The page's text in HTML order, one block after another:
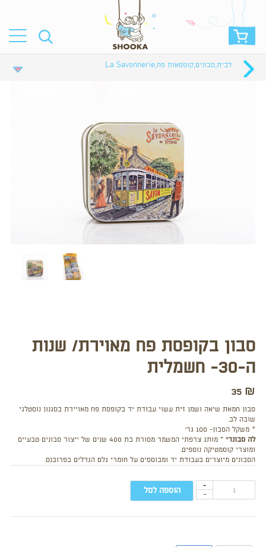
לבית,סבונים,קופסאות פח,
La Savonnerie
סבון בקופסת פח מאוירת/ שנות
ה-30- חשמלית
35 ₪
סבון חמאת שיאה ושמן זית עשוי עבודת יד בקופסת פח מאויירת בסגנון נוסטלגי
שובה לב.
* משקל הסבון- 100 גר’
לה סבונרי –
מותג צרפתי המשמר מסורת בת 400 שנים של ייצור סבונים טבעיים
ומוצרי קוסמטיקה נוספים.
הסבונים מיוצרים בעבודת יד ומבוססים על חומרי גלם הגדלים בפרובנס.
-
+ הוספה לסל